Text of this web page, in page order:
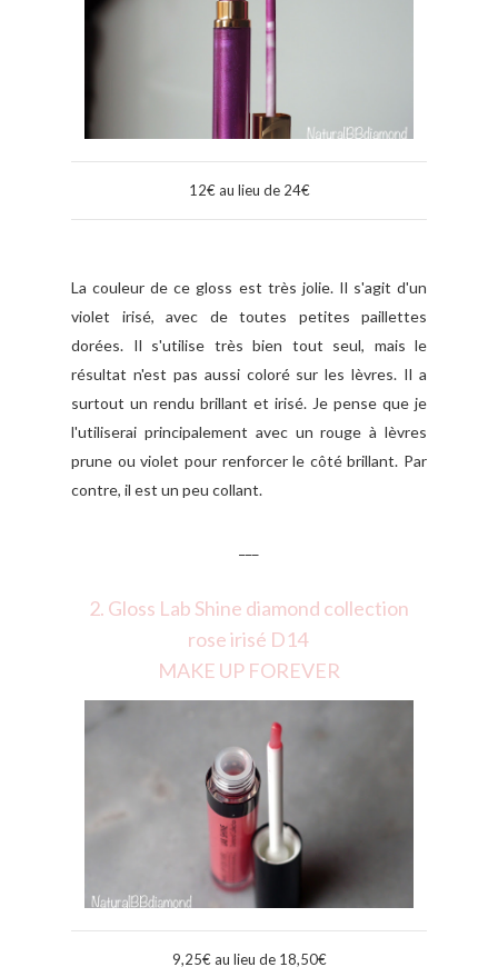
12€ au lieu de 24€
La couleur de ce gloss est très jolie. Il s'agit d'un
violet irisé, avec de toutes petites paillettes
dorées. Il s'utilise très bien tout seul, mais le
résultat n'est pas aussi coloré sur les lèvres. Il a
surtout un rendu brillant et irisé. Je pense que je
l'utiliserai principalement avec un rouge à lèvres
prune ou violet pour renforcer le côté brillant. Par
contre, il est un peu collant.
2. Gloss Lab Shine diamond collection
rose irisé D14
MAKE UP FOREVER
9,25€ au lieu de 18,50€